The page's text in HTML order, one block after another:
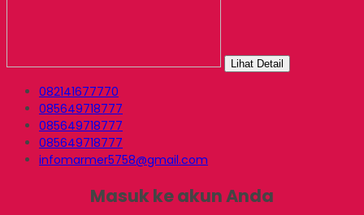
Lihat Detail
082141677770
085649718777
085649718777
085649718777
infomarmer5758@gmail.com
Masuk ke akun Anda